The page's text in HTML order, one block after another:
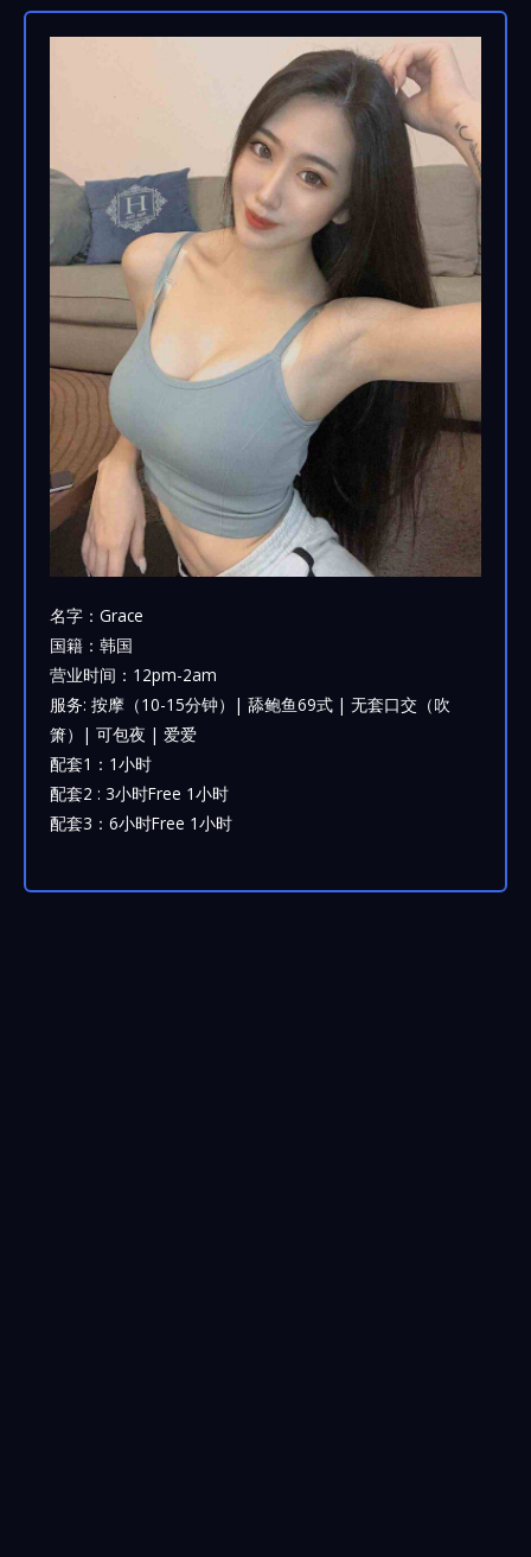
名字：Grace
国籍：韩国
营业时间：12pm-2am
服务: 按摩（10-15分钟）| 舔鲍鱼69式 | 无套口交（吹
箫）| 可包夜 | 爱爱
配套1：1小时
配套2 : 3小时Free 1小时
配套3：6小时Free 1小时